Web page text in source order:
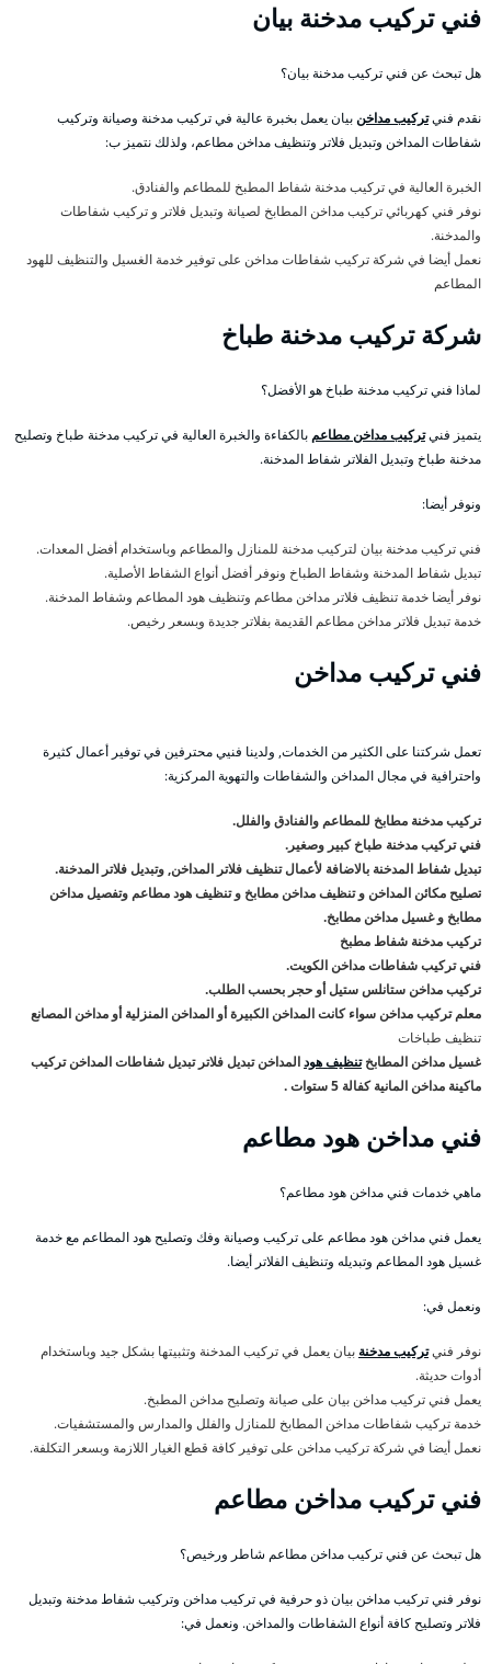
فني تركيب مدخنة بيان
هل تبحث عن فني تركيب مدخنة بيان؟
نقدم فنيتركيب مداخنبيان يعمل بخبرة عالية في تركيب مدخنة وصيانة وتركيب
شفاطات المداخن وتبديل فلاتر وتنظيف مداخن مطاعم، ولذلك نتميز ب:
الخبرة العالية في تركيب مدخنة شفاط المطبخ للمطاعم والفنادق.
نوفر فني كهربائي تركيب مداخن المطابخ لصيانة وتبديل فلاتر و تركيب شفاطات
والمدخنة.
نعمل أيضا في شركة تركيب شفاطات مداخن على توفير خدمة الغسيل والتنظيف للهود
المطاعم
شركة تركيب مدخنة طباخ
لماذا فني تركيب مدخنة طباخ هو الأفضل؟
يتميز فنيتركيب مداخن مطاعم بالكفاءة والخبرة العالية في تركيب مدخنة طباخ وتصليح
مدخنة طباخ وتبديل الفلاتر شفاط المدخنة.
ونوفر أيضا:
فني تركيب مدخنة بيان لتركيب مدخنة للمنازل والمطاعم وباستخدام أفضل المعدات.
تبديل شفاط المدخنة وشفاط الطباخ ونوفر أفضل أنواع الشفاط الأصلية.
نوفر أيضا خدمة تنظيف فلاتر مداخن مطاعم وتنظيف هود المطاعم وشفاط المدخنة.
خدمة تبديل فلاتر مداخن مطاعم القديمة بفلاتر جديدة وبسعر رخيص.
فني تركيب مداخن
تعمل شركتنا على الكثير من الخدمات, ولدينا فنيي محترفين في توفير أعمال كثيرة
واحترافية في مجال المداخن والشفاطات والتهوية المركزية:
تركيب مدخنة مطابخ للمطاعم والفنادق والفلل.
فني تركيب مدخنة طباخ كبير وصغير.
تبديل شفاط المدخنة بالاضافة لأعمال تنظيف فلاتر المداخن, وتبديل فلاتر المدخنة.
تصليح مكائن المداخن و تنظيف مداخن مطابخ و تنظيف هود مطاعم وتفصيل مداخن
مطابخ و غسيل مداخن مطابخ.
تركيب مدخنة شفاط مطبخ
فني تركيب شفاطات مداخن الكويت.
تركيب مداخن ستانلس ستيل أو حجر بحسب الطلب.
معلم تركيب مداخن سواء كانت المداخن الكبيرة أو المداخن المنزلية أو مداخن المصانع
تنظيف طباخات
غسيل مداخن المطابختنظيف هودالمداخن تبديل فلاتر تبديل شفاطات المداخن تركيب
ماكينة مداخن المانية كفالة 5 ستوات .
فني مداخن هود مطاعم
ماهي خدمات فني مداخن هود مطاعم؟
يعمل فني مداخن هود مطاعم على تركيب وصيانة وفك وتصليح هود المطاعم مع خدمة
غسيل هود المطاعم وتبديله وتنظيف الفلاتر أيضا.
ونعمل في:
نوفر فنيتركيب مدخنة بيان يعمل في تركيب المدخنة وتثبيتها بشكل جيد وباستخدام
أدوات حديثة.
يعمل فني تركيب مداخن بيان على صيانة وتصليح مداخن المطبخ.
خدمة تركيب شفاطات مداخن المطابخ للمنازل والفلل والمدارس والمستشفيات.
نعمل أيضا في شركة تركيب مداخن على توفير كافة قطع الغيار اللازمة وبسعر التكلفة.
فني تركيب مداخن مطاعم
هل تبحث عن فني تركيب مداخن مطاعم شاطر ورخيص؟
نوفر فني تركيب مداخن بيان ذو حرفية في تركيب مداخن وتركيب شفاط مدخنة وتبديل
فلاتر وتصليح كافة أنواع الشفاطات والمداخن. ونعمل في: